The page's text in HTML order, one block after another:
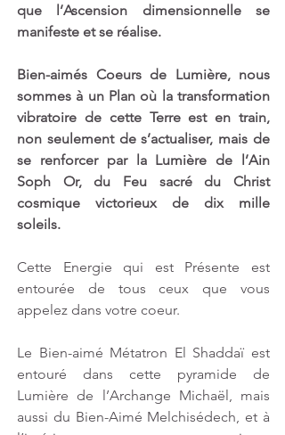
que l’Ascension dimensionnelle se
manifeste et se réalise.
Bien-aimés Coeurs de Lumière, nous
sommes à un Plan où la transformation
vibratoire de cette Terre est en train,
non seulement de s’actualiser, mais de
se renforcer par la Lumière de l’Ain
Soph Or, du Feu sacré du Christ
cosmique victorieux de dix mille
soleils.
Cette Energie qui est Présente est
entourée de tous ceux que vous
appelez dans votre coeur.
Le Bien-aimé Métatron El Shaddaï est
entouré dans cette pyramide de
Lumière de l’Archange Michaël, mais
aussi du Bien-Aimé Melchisédech, et à